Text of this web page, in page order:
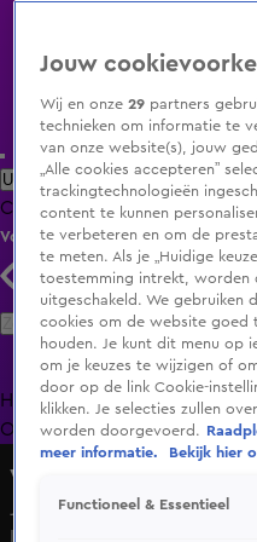
Uitzending Gemist Populaire
ClipsFilmsRadioSmart TV
Volg KIJK
Zoeken
HomeUitzending Gemist
OranjezomerLivestreams
Vandaag Inside
Johan’s mond valt open:
Jouw
Wij en onze29 partners
technieken om informatie te
van onze website(s), jouw
„Alle cookies accepteren”
trackingtechnologieën
content te kunnen
te verbeteren en om de
te meten. Als je „Huidige
toestemming intrekt, worden
uitgeschakeld. We gebruiken
cookies om de website goed
houden. Je kunt dit menu op
om je keuzes te wijzigen of
door op de link Cookie-
klikken. Je selecties zullen
worden doorgevoerd.
meer informatie.
Bekijk hier
Functioneel & Essentieel